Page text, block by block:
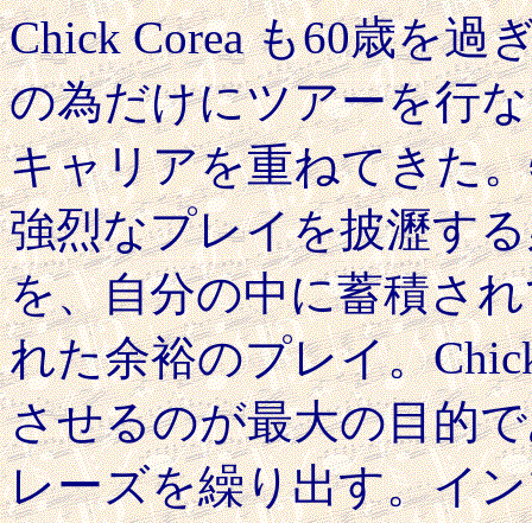
Chick Corea も60歳を過
の為だけにツアーを行
キャリアを重ねてきた
強烈なプレイを披瀝す
を、自分の中に蓄積さ
れた余裕のプレイ。
させるのが最大の目的
レーズを繰り出す。イ